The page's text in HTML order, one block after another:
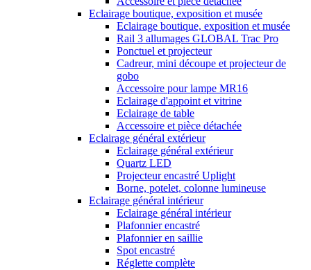
Eclairage boutique, exposition et musée
Eclairage boutique, exposition et musée
Rail 3 allumages GLOBAL Trac Pro
Ponctuel et projecteur
Cadreur, mini découpe et projecteur de
gobo
Accessoire pour lampe MR16
Eclairage d'appoint et vitrine
Eclairage de table
Accessoire et pièce détachée
Eclairage général extérieur
Eclairage général extérieur
Quartz LED
Projecteur encastré Uplight
Borne, potelet, colonne lumineuse
Eclairage général intérieur
Eclairage général intérieur
Plafonnier encastré
Plafonnier en saillie
Spot encastré
Réglette complète